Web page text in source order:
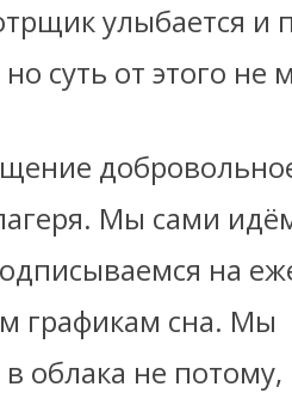
улыбается и
суть от этого не
Мы сами
на
графикам сна. Мы
не потому,